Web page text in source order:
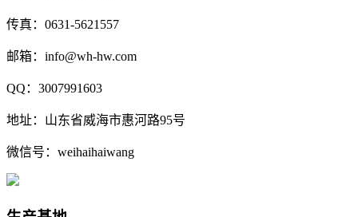
传真：0631-5621557
邮箱：info@wh-hw.com
QQ：3007991603
地址：山东省威海市惠河路95号
微信号：weihaihaiwang